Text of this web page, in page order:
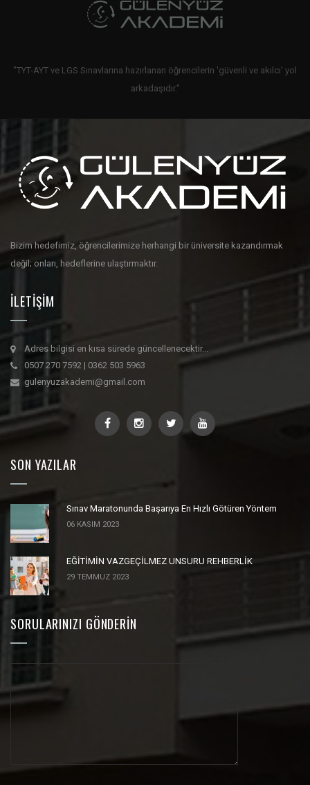
"TYT-AYT ve LGS Sınavlarına hazırlanan öğrencilerin 'güvenli ve akılcı' yol
arkadaşıdır."
Bizim hedefimiz, öğrencilerimize herhangi bir üniversite kazandırmak
değil; onları, hedeflerine ulaştırmaktır.
İLETIŞIM
Adres bilgisi en kısa sürede güncellenecektir...
0507 270 7592 | 0362 503 5963
gulenyuzakademi@gmail.com
SON YAZILAR
Sınav Maratonunda Başarıya En Hızlı Götüren Yöntem
06 KASIM 2023
EĞİTİMİN VAZGEÇİLMEZ UNSURU REHBERLİK
29 TEMMUZ 2023
SORULARINIZI GÖNDERIN